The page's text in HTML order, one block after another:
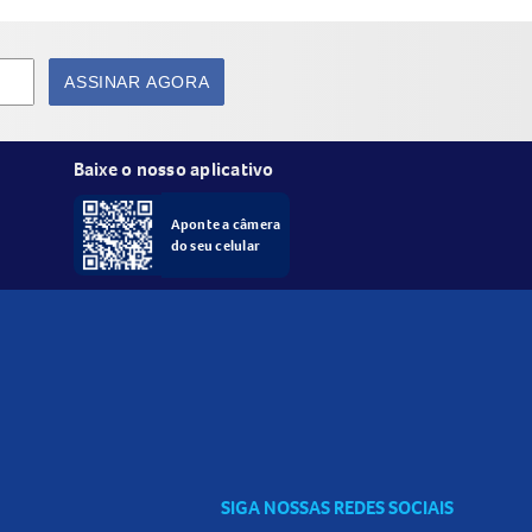
com outros colecionadores.
ASSINAR AGORA
Baixe o nosso aplicativo
Aponte a câmera
do seu celular
SIGA NOSSAS REDES SOCIAIS